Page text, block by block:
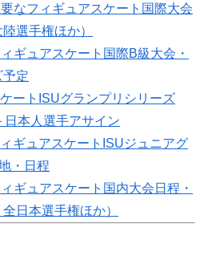
なフィギュアスケート国際大会
選手権ほか）
ギュアスケート国際B級大会・
定
ートISUグランプリシリーズ
日本人選手アサイン
ギュアスケートISUジュニアグ
・日程
ギュアスケート国内大会日程・
日本選手権ほか）